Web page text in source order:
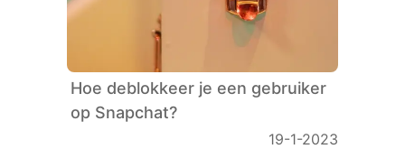
Hoe deblokkeer je een gebruiker
op Snapchat?
19-1-2023